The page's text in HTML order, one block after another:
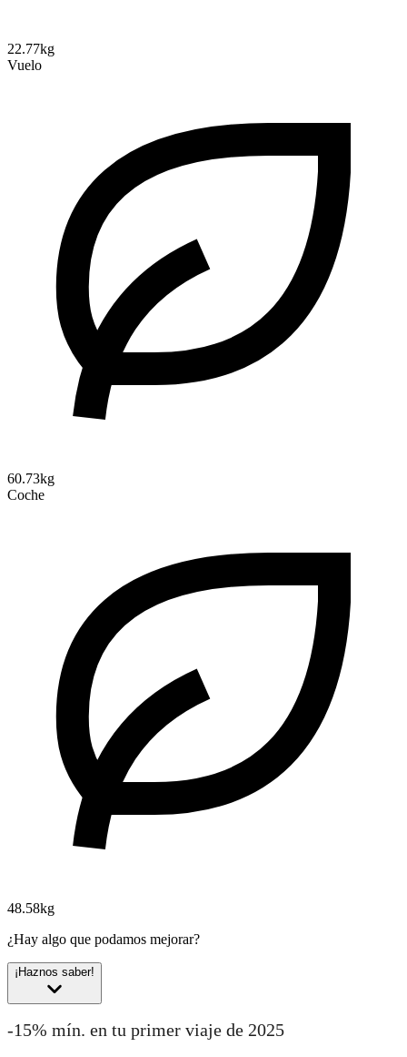
22.77kg
Vuelo
60.73kg
Coche
48.58kg
¿Hay algo que podamos mejorar?
¡Haznos saber!
-15% mín. en tu primer viaje de 2025